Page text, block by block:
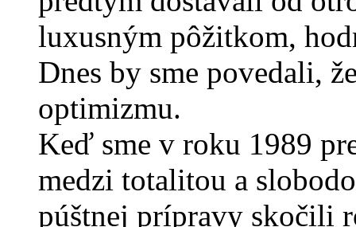
luxusným pôžitkom,
Dnes by sme povedali,
optimizmu.
Keď sme v roku 1989
medzi totalitou a
púštnej prípravy skočili